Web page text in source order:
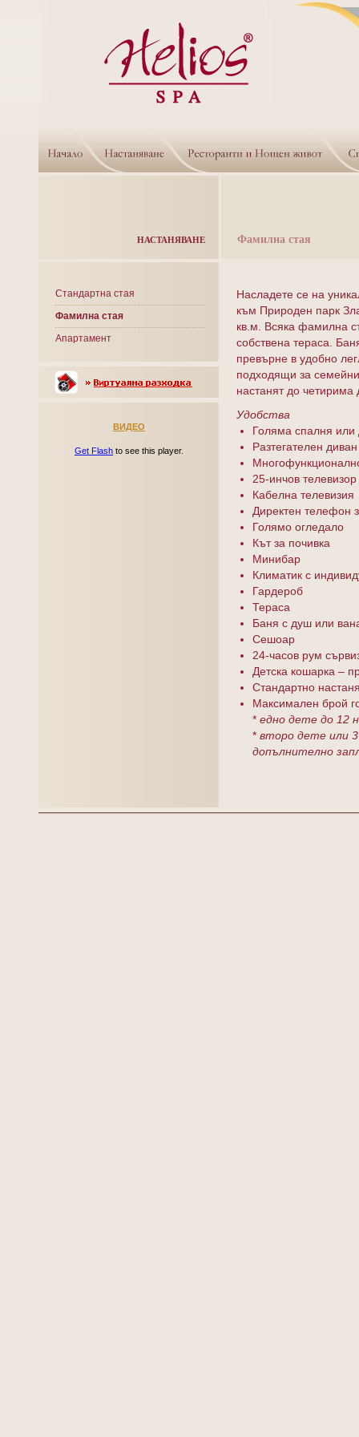
НАСТАНЯВАНЕ Фамилна стая
Стандартна стая
Фамилна стая
Апартамент
ВИДЕО
Get Flash to see this player.
Насладете се на
към Природен парк
кв.м. Всяка фамилна
собствена тераса.
превърне в удобно
подходящи за семейни
настанят до четирима
Удобства
Голяма спалня или
Разтегателен диван
25-инчов телевизор
Кабелна телевизия
Директен телефон
Голямо огледало
Кът за почивка
Минибар
Климатик с
Гардероб
Тераса
Баня с душ или
Сешоар
24-часов рум
Детска кошарка –
Стандартно
Максимален брой
* едно дете до 12
*второ дете или
допълнително